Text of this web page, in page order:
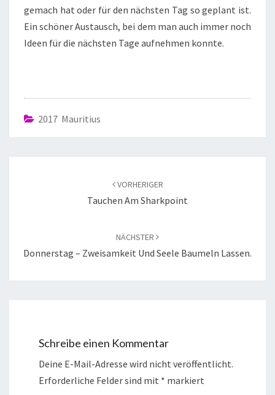
gemach hat oder für den nächsten Tag so geplant ist.
Ein schöner Austausch, bei dem man auch immer noch
Ideen für die nächsten Tage aufnehmen konnte.
2017 Mauritius
VORHERIGER
Tauchen Am Sharkpoint
NÄCHSTER
Donnerstag – Zweisamkeit Und Seele Baumeln Lassen.
Schreibe einen Kommentar
Deine E-Mail-Adresse wird nicht veröffentlicht.
Erforderliche Felder sind mit * markiert